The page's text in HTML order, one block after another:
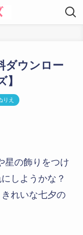
ダウンロー
りえ
星の飾りをつけ
しようかな？
れいな七夕の